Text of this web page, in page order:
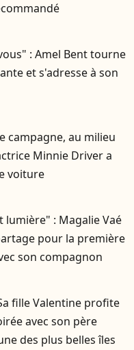
: Amel Bent tourne
et s'adresse à son
campagne, au milieu
Minnie Driver a
voiture
lumière" : Magalie Vaé
pour la première
son compagnon
fille Valentine profite
avec son père
des plus belles îles